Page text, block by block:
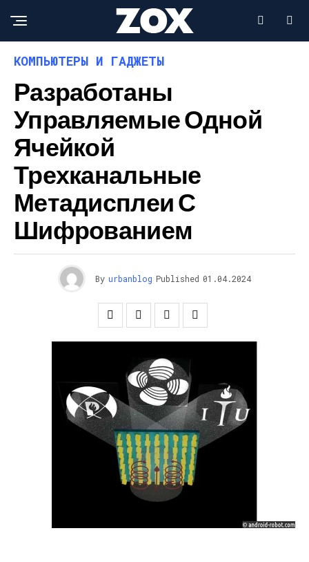
КОМПЬЮТЕРЫ И ГАДЖЕТЫ
Разработаны
Управляемые Одной
Ячейкой
Трехканальные
Метадисплеи С
Шифрованием
By urbanblog Published 01.04.2024